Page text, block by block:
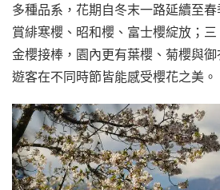
多種品系，花期自冬末一路延續至
賞緋寒櫻、昭和櫻、富士櫻綻放；
金櫻接棒，園內更有葉櫻、菊櫻與
遊客在不同時節皆能感受櫻花之美。